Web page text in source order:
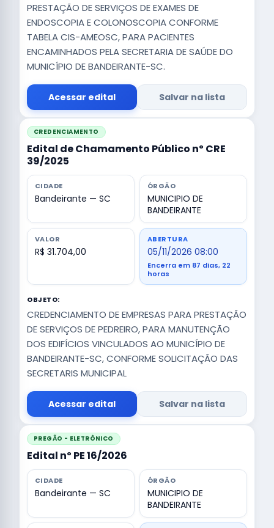
PRESTAÇÃO DE SERVIÇOS DE EXAMES DE
ENDOSCOPIA E COLONOSCOPIA CONFORME
TABELA CIS-AMEOSC, PARA PACIENTES
ENCAMINHADOS PELA SECRETARIA DE SAÚDE DO
MUNICÍPIO DE BANDEIRANTE-SC.
Acessar edital Salvar na lista
CREDENCIAMENTO
Edital de Chamamento Público nº CRE
39/2025
CIDADE
Bandeirante — SC
ÓRGÃO
MUNICIPIO DE
BANDEIRANTE
VALOR
R$ 31.704,00
ABERTURA
05/11/2026 08:00
Encerra em 87 dias, 22
horas
OBJETO:
CREDENCIAMENTO DE EMPRESAS PARA PRESTAÇÃO
DE SERVIÇOS DE PEDREIRO, PARA MANUTENÇÃO
DOS EDIFÍCIOS VINCULADOS AO MUNICÍPIO DE
BANDEIRANTE-SC, CONFORME SOLICITAÇÃO DAS
SECRETARIS MUNICIPAL
Acessar edital Salvar na lista
PREGÃO - ELETRÔNICO
Edital nº PE 16/2026
CIDADE
Bandeirante — SC
ÓRGÃO
MUNICIPIO DE
BANDEIRANTE